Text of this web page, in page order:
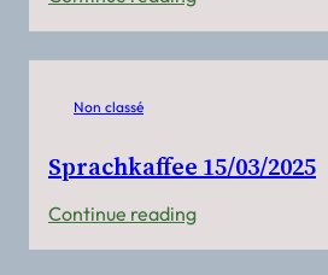
Visite
des
Delbrück
2025
Non classé
Sprachkaffee 15/03/2025
Continue reading:
Sprachkaffee